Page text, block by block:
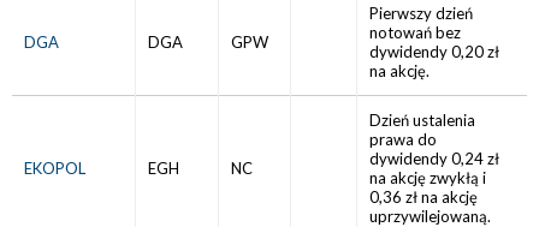
DGA DGA GPW
Pierwszy dzień
notowań bez
dywidendy 0,20 zł
na akcję.
EKOPOL EGH NC
Dzień ustalenia
prawa do
dywidendy 0,24 zł
na akcję zwykłą i
0,36 zł na akcję
uprzywilejowaną.